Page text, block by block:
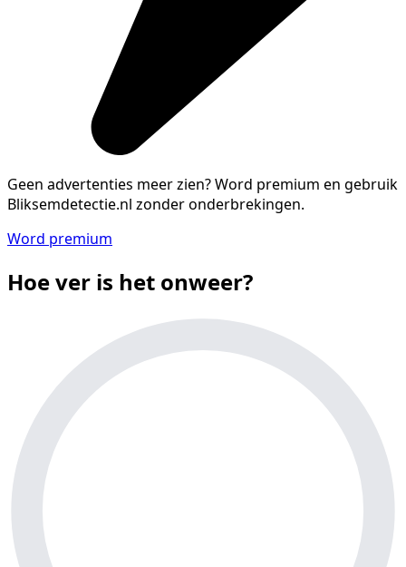
Geen advertenties meer zien?Word premium en gebruik
Bliksemdetectie.nl zonder onderbrekingen.
Word premium
Hoe ver is het onweer?